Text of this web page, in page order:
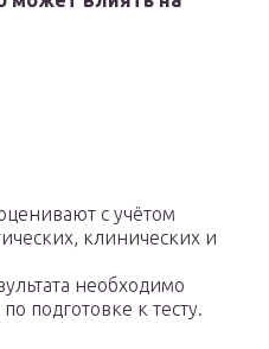
с учётом
клинических и
необходимо
подготовке к тесту.